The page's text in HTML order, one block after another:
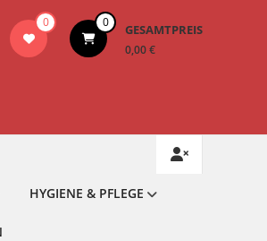
0 0 GESAMTPREIS
0,00 €
HYGIENE & PFLEGE